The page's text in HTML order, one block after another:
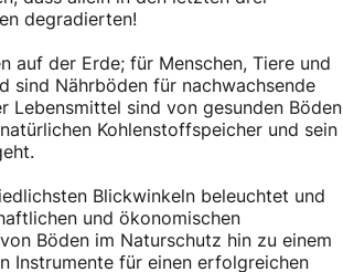
degradierten!
auf der Erde; für Menschen, Tiere und
sind Nährböden für nachwachsende
Lebensmittel sind von gesunden Böden
Kohlenstoffspeicher und sein
Blickwinkeln beleuchtet und
und ökonomischen
Böden im Naturschutz hin zu einem
Instrumente für einen erfolgreichen